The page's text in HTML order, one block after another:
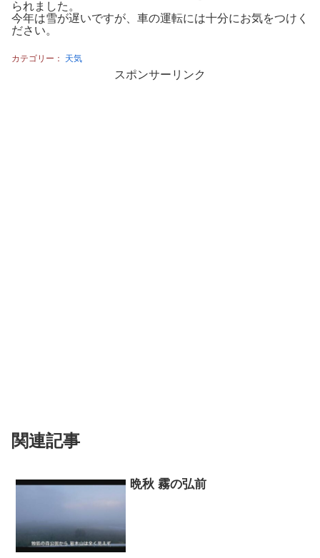
られました。
今年は雪が遅いですが、車の運転には十分にお気をつけく
ださい。
カテゴリー： 天気
スポンサーリンク
関連記事
晩秋 霧の弘前